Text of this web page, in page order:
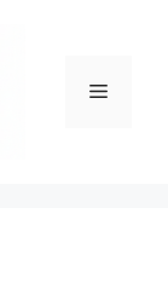
Meniu